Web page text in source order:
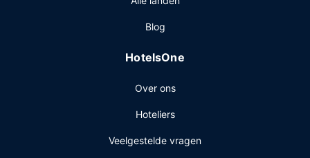
Enkele van de voorzieningen zijn een 24-uurs
uitcheckservice. Ter plaatse heb je gratis parkeerplaatsen.
Blog
HotelsOne
Over ons
Hoteliers
Veelgestelde vragen